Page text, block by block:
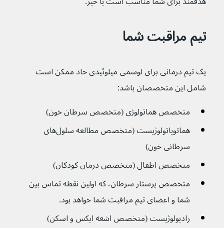
تیم مراقبت شما
یک تیم درمانی برای لوسمی میلوئیدی حاد ممکن است
شامل این متخصصان باشد:
متخصص هماتولوژی (متخصص سرطان خون)
هماتوپاتولوژیست (متخصص مطالعه سلول‌های
سرطانی خون)
متخصص اطفال (متخصص درمان کودکان)
متخصص پرستار سرطان، که اولین نقطه تماس بین
شما و اعضای تیم مراقبت شما خواهد بود.
رادیولوژیست (متخصص اشعه ایکس و اسکن)